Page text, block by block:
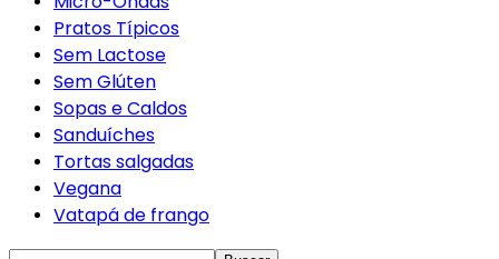
Pratos Típicos
Sem Lactose
Sem Glúten
Sopas e Caldos
Sanduíches
Tortas salgadas
Vegana
Vatapá de frango